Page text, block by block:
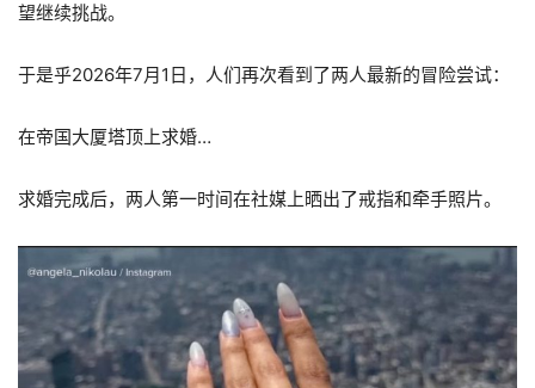
望继续挑战。
于是乎2026年7月1日，人们再次看到了两人最新的冒险尝试：
在帝国大厦塔顶上求婚…
求婚完成后，两人第一时间在社媒上晒出了戒指和牵手照片。